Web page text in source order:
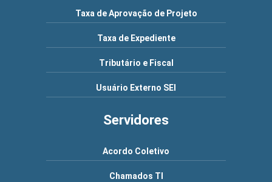
Taxa de Aprovação de Projeto
Taxa de Expediente
Tributário e Fiscal
Usuário Externo SEI
Servidores
Acordo Coletivo
Chamados TI